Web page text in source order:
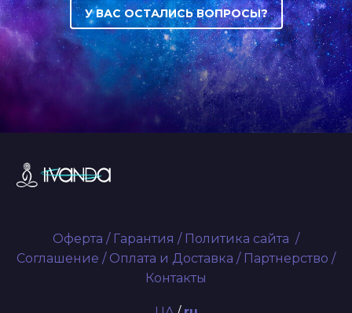
У ВАС ОСТАЛИСЬ ВОПРОСЫ?
Оферта / Гарантия / Политика сайта /
Соглашение / Оплата и Доставка / Партнерство /
Контакты